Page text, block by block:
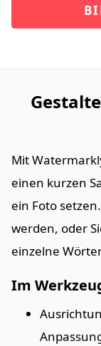
Mit
einen kurzen
ein Foto
werden, oder
einzelne
Im